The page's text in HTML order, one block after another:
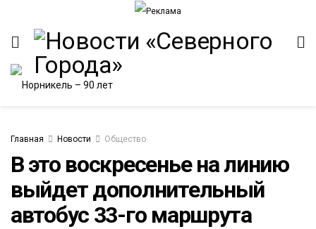
Главная Новости Общество
В это воскресенье на линию
выйдет дополнительный
автобус 33-го маршрута